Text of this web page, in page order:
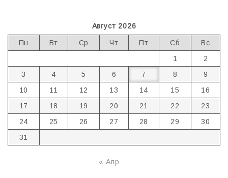
Август 2026
Пн Вт Ср Чт Пт Сб
Вс
1
2
3
4 5 6 7 8
9
10
11 12 13 14 15
16
17
18 19 20 21 22
23
24
25 26 27 28 29
30
31
« Апр